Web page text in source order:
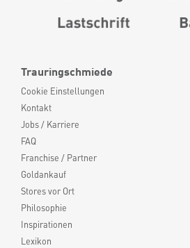
Trauringschmiede
Cookie Einstellungen
Kontakt
Jobs / Karriere
FAQ
Franchise / Partner
Goldankauf
Stores vor Ort
Philosophie
Inspirationen
Lexikon